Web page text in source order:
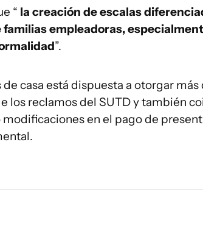
“ la creación de escalas
familias empleadoras,
”.
casa está dispuesta a otorgar
los reclamos del SUTD y también
en el pago de